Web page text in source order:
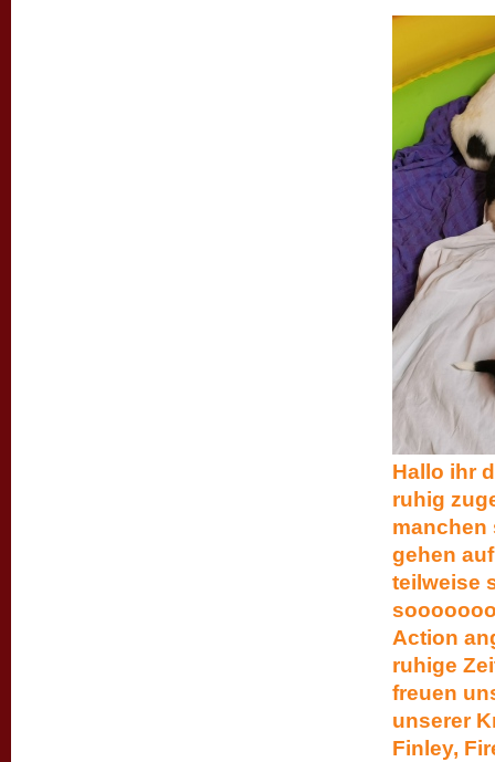
Hallo ihr
ruhig
manchen
gehen
teilweise
Action
ruhige
freuen
unserer
Finley,